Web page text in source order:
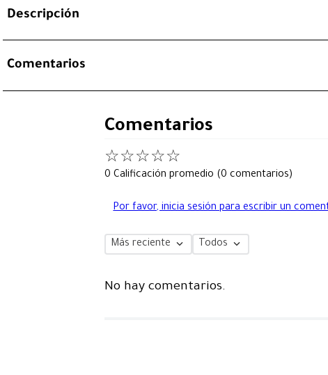
Descripción
Comentarios
Comentarios
☆☆☆☆☆
0 Calificación promedio (0 comentarios)
Por favor, inicia sesión para escribir un
Más reciente Todos
No hay comentarios.